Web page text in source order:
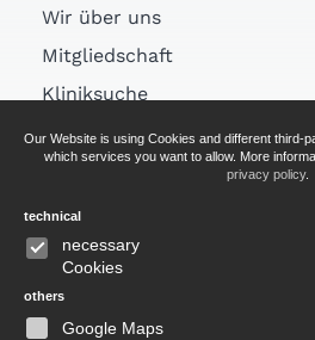
Wir über uns
Mitgliedschaft
Kliniksuche
Links
Arztsuche
Impressum
Datenschutz
Our Website is using Cookies and different third-
which services you want to allow. More
privacy policy.
technical
necessary
Cookies
others
Google Maps